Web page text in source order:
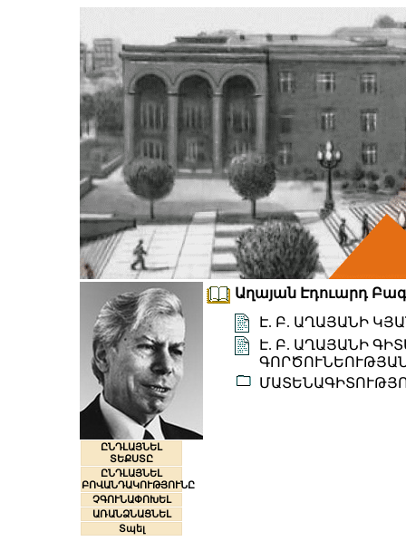
ԸՆԴԼԱՅՆԵԼ
ՏԵՔՍՏԸ
ԸՆԴԼԱՅՆԵԼ
ԲՈՎԱՆԴԱԿՈՒԹՅՈՒՆԸ
ՉԳՈՒՆԱՓՈԽԵԼ
ԱՌԱՆՁՆԱՑՆԵԼ
Տպել
Աղայան Էդուարդ
Է. Բ. ԱՂԱՅԱՆԻ
Է. Բ. ԱՂԱՅԱՆԻ